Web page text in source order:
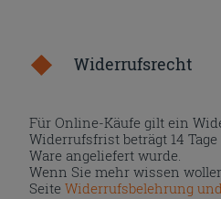
Widerrufsrecht
Für Online-Käufe gilt ein
Widerrufsfrist beträgt 14
Ware angeliefert wurde.
Wenn Sie mehr wissen
SeiteWiderrufsbelehrung